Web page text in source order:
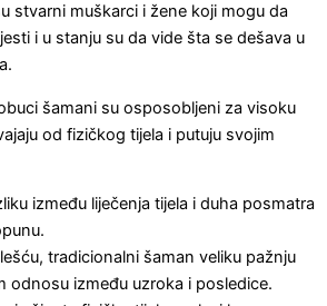
stvarni muškarci i žene koji mogu da
i u stanju su da vide šta se dešava u
šamani su osposobljeni za visoku
od fizičkog tijela i putuju svojim
između liječenja tijela i duha posmatra
tradicionalni šaman veliku pažnju
odnosu između uzroka i posledice.